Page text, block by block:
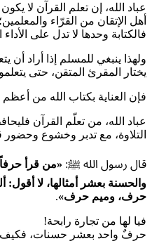
عباد الله، إن تعلم القرآن لا
أهل الإتقان من القرّاء
فالكتابة وحدها لا تدل على
ولهذا ينبغي للمسلم إذا أراد أن
يختار المقرئ المتقن، حتى
فإن العناية بكتاب الله من
عباد الله، من تعلّم القرآن
التلاوة، مع تدبر وخشوع
قال رسول الله ﷺ: «من قرأ
والحسنة بعشر أمثالها، لا أقول:
حرف، وميم حرف»
.
فيا لها من تجارة رابحة!
حرفٌ واحد بعشر حسنات، فكيف